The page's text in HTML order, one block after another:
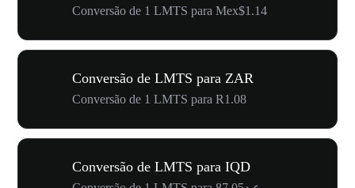
Conversão de 1 LMTS para Mex$1.14
Conversão de LMTS para ZAR
Conversão de 1 LMTS para R1.08
Conversão de LMTS para IQD